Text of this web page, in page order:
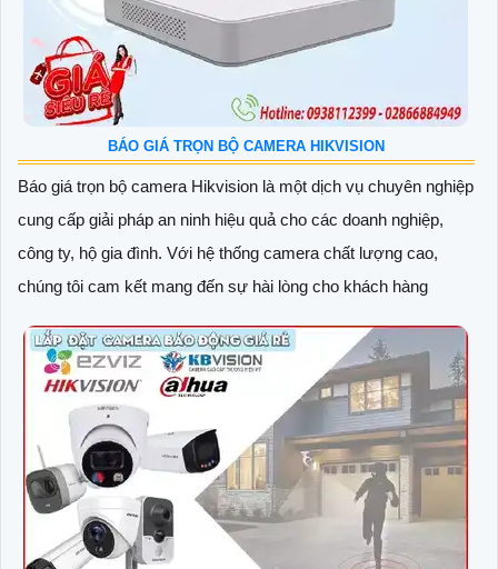
BÁO GIÁ TRỌN BỘ CAMERA HIKVISION
Báo giá trọn bộ camera Hikvision là một dịch vụ chuyên nghiệp
cung cấp giải pháp an ninh hiệu quả cho các doanh nghiệp,
công ty, hộ gia đình. Với hệ thống camera chất lượng cao,
chúng tôi cam kết mang đến sự hài lòng cho khách hàng